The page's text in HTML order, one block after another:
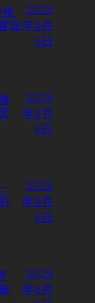
设
2026
年8月
6日
2026
年8月
6日
2026
年8月
6日
2026
年8月